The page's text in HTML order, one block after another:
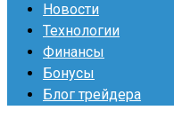
Новости
Технологии
Финансы
Бонусы
Блог трейдера